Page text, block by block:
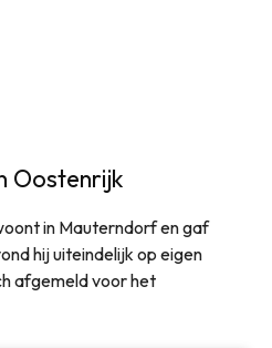
Oostenrijk
in Mauterndorf en gaf
hij uiteindelijk op eigen
afgemeld voor het